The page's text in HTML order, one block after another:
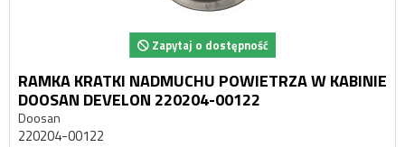
Zapytaj o dostępność
RAMKA KRATKI NADMUCHU POWIETRZA W KABINIE
DOOSAN DEVELON 220204-00122
Doosan
220204-00122